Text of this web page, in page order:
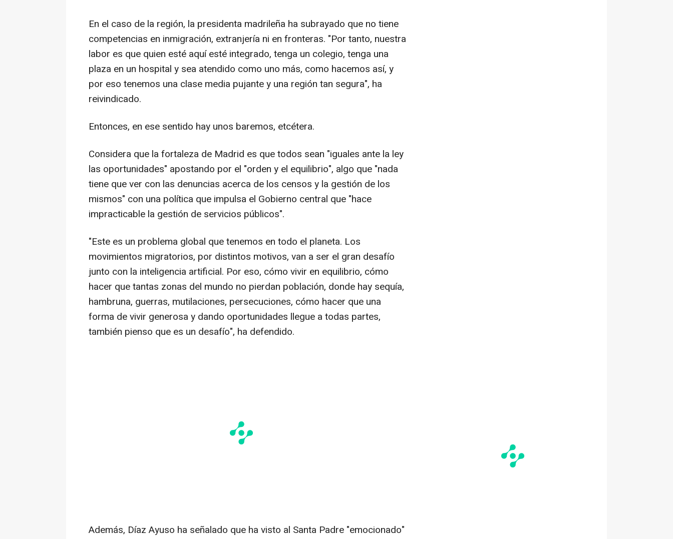
En el caso de la región, la presidenta madrileña ha subrayado que no tiene
competencias en inmigración, extranjería ni en fronteras. "Por tanto, nuestra
labor es que quien esté aquí esté integrado, tenga un colegio, tenga una
plaza en un hospital y sea atendido como uno más, como hacemos así, y
por eso tenemos una clase media pujante y una región tan segura", ha
reivindicado.
Entonces, en ese sentido hay unos baremos, etcétera.
Considera que la fortaleza de Madrid es que todos sean "iguales ante la ley
las oportunidades" apostando por el "orden y el equilibrio", algo que "nada
tiene que ver con las denuncias acerca de los censos y la gestión de los
mismos" con una política que impulsa el Gobierno central que "hace
impracticable la gestión de servicios públicos".
"Este es un problema global que tenemos en todo el planeta. Los
movimientos migratorios, por distintos motivos, van a ser el gran desafío
junto con la inteligencia artificial. Por eso, cómo vivir en equilibrio, cómo
hacer que tantas zonas del mundo no pierdan población, donde hay sequía,
hambruna, guerras, mutilaciones, persecuciones, cómo hacer que una
forma de vivir generosa y dando oportunidades llegue a todas partes,
también pienso que es un desafío", ha defendido.
Además, Díaz Ayuso ha señalado que ha visto al Santa Padre "emocionado"